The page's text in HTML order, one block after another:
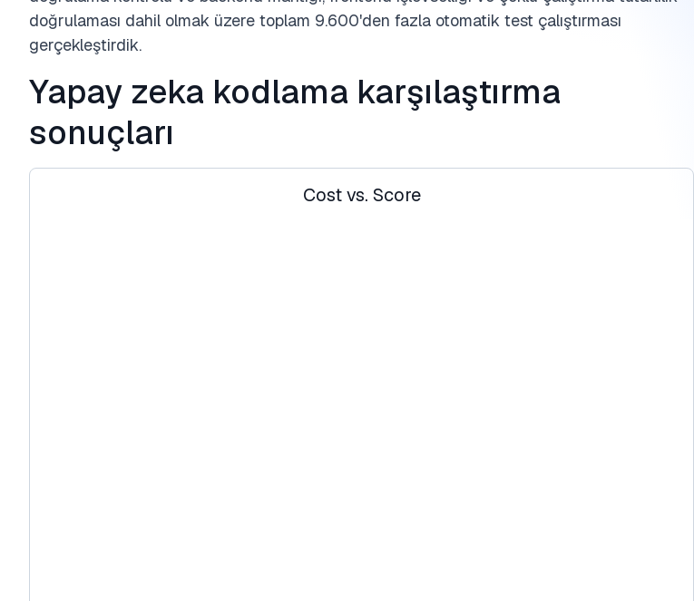
doğrulaması dahil olmak üzere toplam 9.600'den fazla otomatik test çalıştırması
gerçekleştirdik.
Yapay zeka kodlama karşılaştırma
sonuçları
Cost vs. Score